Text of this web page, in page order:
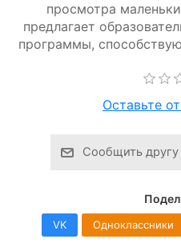
просмотра
предлагает
программы,
Оставьте
Сообщить другу
VK Одноклассники